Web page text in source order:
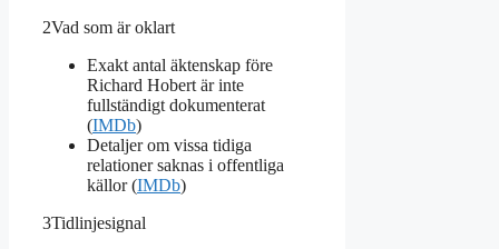
2Vad som är oklart
Exakt antal äktenskap före
Richard Hobert är inte
fullständigt dokumenterat
(IMDb)
Detaljer om vissa tidiga
relationer saknas i offentliga
källor (IMDb)
3Tidlinjesignal